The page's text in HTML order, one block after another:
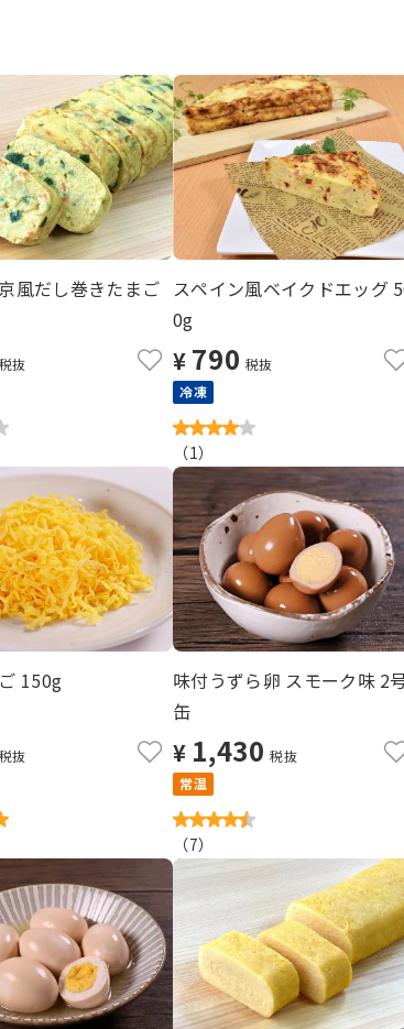
風だし巻きたまご
税抜
スペイン風ベイクドエッグ
0g
¥ 790 税抜
冷凍
（1）
150g
税抜
味付うずら卵 スモーク味 2
缶
¥ 1,430 税抜
常温
（7）